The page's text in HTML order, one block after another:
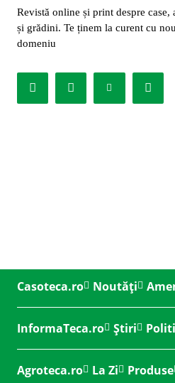
Revistă online și print despre case,
și grădini. Te ținem la curent cu
domeniu
Casoteca.ro Noutăți
InformaTeca.ro Știri
Agroteca.ro La Zi Produse